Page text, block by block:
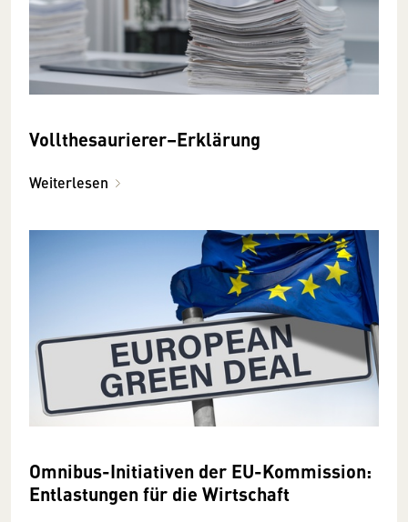
Vollthesaurierer–Erklärung
Weiterlesen
Omnibus-Initiativen der EU-Kommission:
Entlastungen für die Wirtschaft